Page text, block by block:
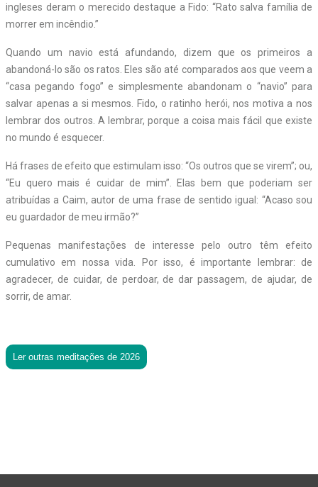
ingleses deram o merecido destaque a Fido: “Rato salva família de
morrer em incêndio.”
Quando um navio está afundando, dizem que os primeiros a
abandoná-lo são os ratos. Eles são até comparados aos que veem a
“casa pegando fogo” e simplesmente abandonam o “navio” para
salvar apenas a si mesmos. Fido, o ratinho herói, nos motiva a nos
lembrar dos outros. A lembrar, porque a coisa mais fácil que existe
no mundo é esquecer.
Há frases de efeito que estimulam isso: “Os outros que se virem”; ou,
“Eu quero mais é cuidar de mim”. Elas bem que poderiam ser
atribuídas a Caim, autor de uma frase de sentido igual: “Acaso sou
eu guardador de meu irmão?”
Pequenas manifestações de interesse pelo outro têm efeito
cumulativo em nossa vida. Por isso, é importante lembrar: de
agradecer, de cuidar, de perdoar, de dar passagem, de ajudar, de
sorrir, de amar.
Ler outras meditações de 2026